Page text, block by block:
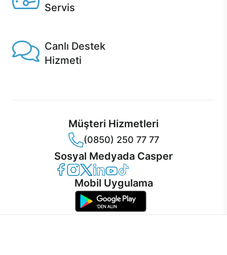
Servis
Canlı Destek
Hizmeti
Müşteri Hizmetleri
(0850) 250 77 77
Sosyal Medyada Casper
Casper Facebook
Casper Instagram
Casper Twitter
Casper LinkedIn
Casper YouTube
Casper TikTok
Mobil Uygulama